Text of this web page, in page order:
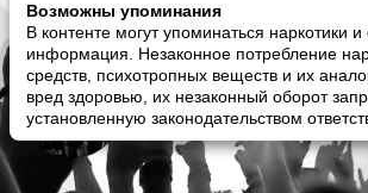
Возможны упоминания
В контенте могут упоминаться наркотики
информация. Незаконное потребление
средств, психотропных веществ и их
вред здоровью, их незаконный оборот
установленную законодательством
Tierramystica